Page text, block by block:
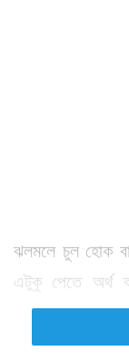
ঝলমলে চুল হোক
এটুকু পেতে অর্থ
মানুষজন।